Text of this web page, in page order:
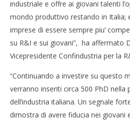
industriale e offre ai giovani talenti
mondo produttivo restando in Italia;
imprese di essere sempre piu’
su R&I e sui giovani”, ha affermato
Vicepresidente Confindustria per la
“Continuando a investire su questo
verranno inseriti circa 500 PhD nella
dell’industria italiana. Un segnale
dimostra di avere fiducia nei giovani